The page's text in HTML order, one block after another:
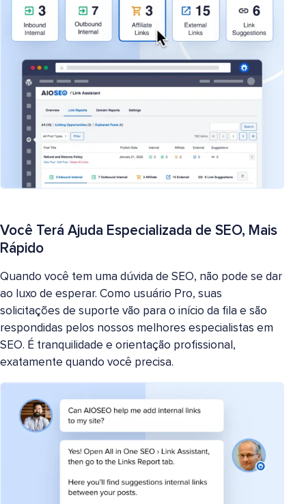
Você Terá Ajuda Especializada de SEO, Mais
Rápido
Quando você tem uma dúvida de SEO, não pode se dar
ao luxo de esperar. Como usuário Pro, suas
solicitações de suporte vão para o início da fila e são
respondidas pelos nossos melhores especialistas em
SEO. É tranquilidade e orientação profissional,
exatamente quando você precisa.